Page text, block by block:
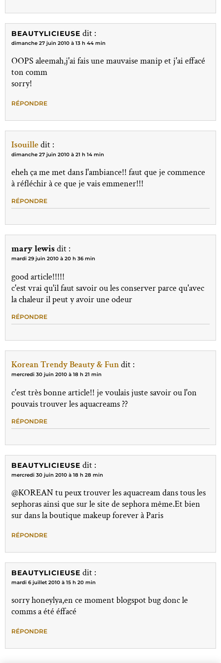
BEAUTYLICIEUSE dit :
dimanche 27 juin 2010 à 13 h 44 min
OOPS aleemah,j'ai fais une mauvaise manip et j'ai effacé
ton comm
sorry!
RÉPONDRE
Isouilledit :
dimanche 27 juin 2010 à 21 h 14 min
eheh ça me met dans l'ambiance!! faut que je commence
à réfléchir à ce que je vais emmener!!!
RÉPONDRE
mary lewisdit :
mardi 29 juin 2010 à 20 h 36 min
good article!!!!!
c'est vrai qu'il faut savoir ou les conserver parce qu'avec
la chaleur il peut y avoir une odeur
RÉPONDRE
Korean Trendy Beauty & Fundit :
mercredi 30 juin 2010 à 18 h 21 min
c'est très bonne article!! je voulais juste savoir ou l'on
pouvais trouver les aquacreams ??
RÉPONDRE
BEAUTYLICIEUSE dit :
mercredi 30 juin 2010 à 18 h 28 min
@KOREAN tu peux trouver les aquacream dans tous les
sephoras ainsi que sur le site de sephora même.Et bien
sur dans la boutique makeup forever à Paris
RÉPONDRE
BEAUTYLICIEUSE dit :
mardi 6 juillet 2010 à 15 h 20 min
sorry honeylya,en ce moment blogspot bug donc le
comms a été éffacé
RÉPONDRE